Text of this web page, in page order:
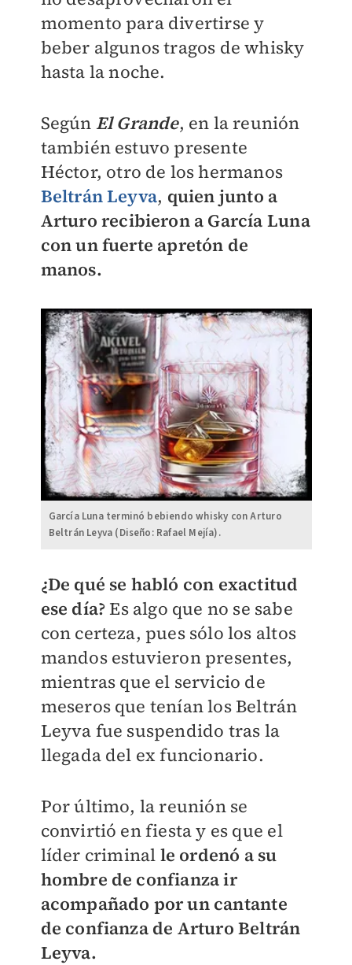
momento para divertirse y
beber algunos tragos de whisky
hasta la noche.
Según El Grande, en la reunión
también estuvo presente
Héctor, otro de los hermanos
Beltrán Leyva, quien junto a
Arturo recibieron a García Luna
con un fuerte apretón de
manos.
García Luna terminó bebiendo whisky con Arturo
Beltrán Leyva (Diseño: Rafael Mejía).
¿De qué se habló con exactitud
ese día?Es algo que no se sabe
con certeza, pues sólo los altos
mandos estuvieron presentes,
mientras que el servicio de
meseros que tenían los Beltrán
Leyva fue suspendido tras la
llegada del ex funcionario.
Por último, la reunión se
convirtió en fiesta y es que el
líder criminal le ordenó a su
hombre de confianza ir
acompañado por un cantante
de confianza de Arturo Beltrán
Leyva.